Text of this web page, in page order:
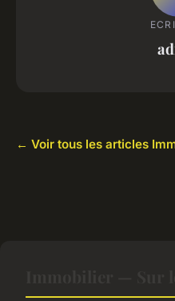
← Voir tous les articles